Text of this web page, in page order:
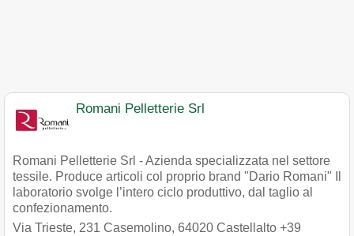
Romani Pelletterie Srl
Romani Pelletterie Srl - Azienda specializzata nel settore
tessile. Produce articoli col proprio brand "Dario Romani" Il
laboratorio svolge l’intero ciclo produttivo, dal taglio al
confezionamento.
Via Trieste, 231 Casemolino, 64020 Castellalto +39